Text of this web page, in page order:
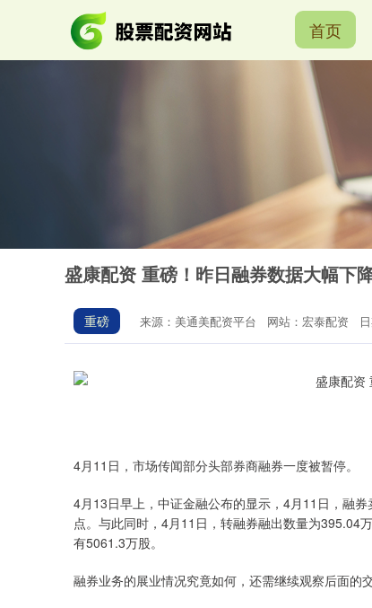
首页
盛康配资 重磅！昨日融券数据大幅下
重磅 来源：美通美配资平台 网站：宏泰配资
4月11日，市场传闻部分头部券商融券一度被暂停。
4月13日早上，中证金融公布的显示，4月11日，融
点。与此同时，4月11日，转融券融出数量为395.04
有5061.3万股。
融券业务的展业情况究竟如何，还需继续观察后面的交